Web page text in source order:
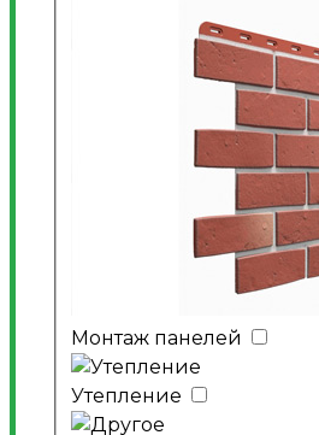
Монтаж панелей
Утепление